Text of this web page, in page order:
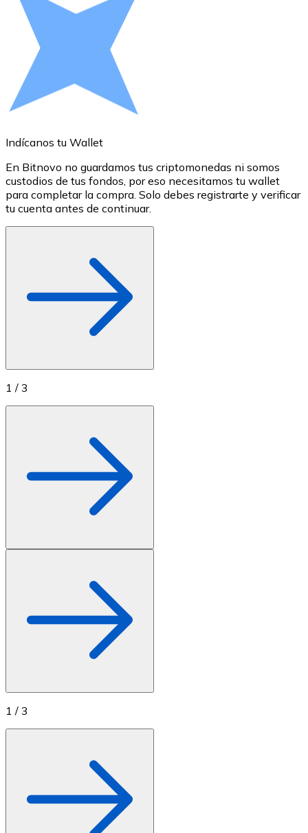
Efectivo
Transferencia SEPA
Añade fondos a tu cuenta Bitnovo o realiza compras
Comprar con Transferencia
Utiliza tarjetas Visa y Mastercard para comprar
Comprar con tarjeta
Tienda - Tarjetas regalo
Indícanos tu Wallet
En Bitnovo no guardamos tus criptomonedas ni somos
custodios de tus fondos, por eso necesitamos tu wallet
para completar la compra. Solo debes registrarte y verificar
tu cuenta antes de continuar.
1 / 3
1 / 3